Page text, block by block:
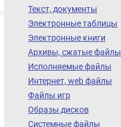
Текст, документы
Электронные таблицы
Электронные книги
Архивы, сжатые файлы
Исполняемые файлы
Интернет, web файлы
Файлы игр
Образы дисков
Системные файлы